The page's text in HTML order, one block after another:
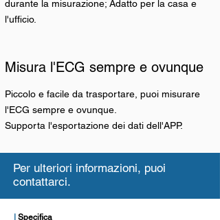
durante la misurazione; Adatto per la casa e
l'ufficio.
Misura l'ECG sempre e ovunque
Piccolo e facile da trasportare, puoi misurare
l'ECG sempre e ovunque.
Supporta l'esportazione dei dati dell'APP.
Per ulteriori informazioni, puoi
contattarci.
Specifica